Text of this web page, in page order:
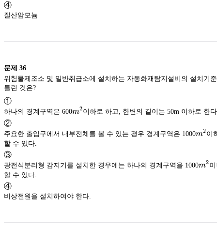
④
질산암모늄
문제 36
위험물제조소 및 일반취급소에 설치하는 자동화재탐지설비의 설치기
①
하나의 경계구역은 600m^2
m2이하로 하고, 한변의 길이는 50m 이하로 한
②
주요한 출입구에서 내부전체를 볼 수 있는 경우 경계구역은 1000m^2
m2이
할 수 있다.
③
광전식분리형 감지기를 설치한 경우에는 하나의 경계구역을 1000m^2
m2
할 수 있다.
④
비상전원을 설치하여야 한다.